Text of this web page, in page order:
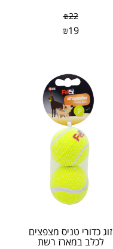
₪22
₪19
זוג כדורי טניס מצפצים
לכלב במארז רשת